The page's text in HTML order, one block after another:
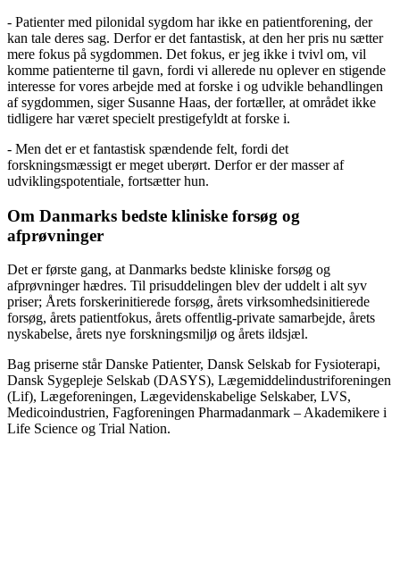
- Patienter med pilonidal sygdom har ikke en patientforening, der
kan tale deres sag. Derfor er det fantastisk, at den her pris nu sætter
mere fokus på sygdommen. Det fokus, er jeg ikke i tvivl om, vil
komme patienterne til gavn, fordi vi allerede nu oplever en stigende
interesse for vores arbejde med at forske i og udvikle behandlingen
af sygdommen, siger Susanne Haas, der fortæller, at området ikke
tidligere har været specielt prestigefyldt at forske i.
- Men det er et fantastisk spændende felt, fordi det
forskningsmæssigt er meget uberørt. Derfor er der masser af
udviklingspotentiale, fortsætter hun.
Om Danmarks bedste kliniske forsøg og
afprøvninger
Det er første gang, at Danmarks bedste kliniske forsøg og
afprøvninger hædres. Til prisuddelingen blev der uddelt i alt syv
priser; Årets forskerinitierede forsøg, årets virksomhedsinitierede
forsøg, årets patientfokus, årets offentlig-private samarbejde, årets
nyskabelse, årets nye forskningsmiljø og årets ildsjæl.
Bag priserne står Danske Patienter, Dansk Selskab for Fysioterapi,
Dansk Sygepleje Selskab (DASYS), Lægemiddelindustriforeningen
(Lif), Lægeforeningen, Lægevidenskabelige Selskaber, LVS,
Medicoindustrien, Fagforeningen Pharmadanmark – Akademikere i
Life Science og Trial Nation.